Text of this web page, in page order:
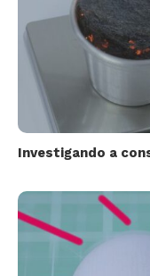
Investigando a